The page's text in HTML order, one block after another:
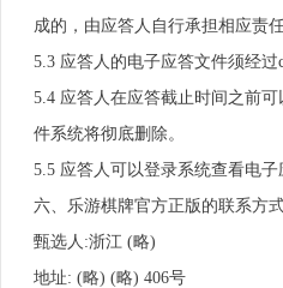
成的，由应答人自行承担相应责任
5.3 应答人的电子应答文件须经
5.4 应答人在应答截止时间之前
件系统将彻底删除。
5.5 应答人可以登录系统查看电
六、乐游棋牌官方正版的联系方
甄选人:浙江 (略)
地址: (略) (略) 406号